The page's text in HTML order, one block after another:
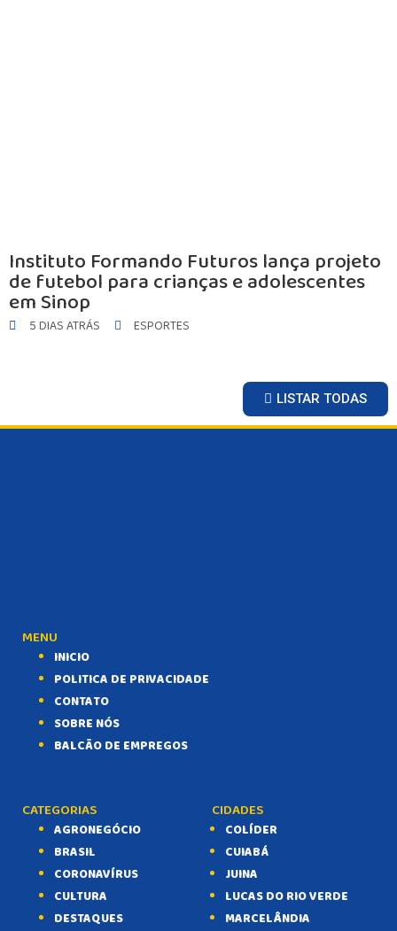
Instituto Formando Futuros lança projeto
de futebol para crianças e adolescentes
em Sinop
5 DIAS ATRÁS ESPORTES
LISTAR TODAS
MENU
INICIO
POLITICA DE PRIVACIDADE
CONTATO
SOBRE NÓS
BALCÃO DE EMPREGOS
CATEGORIAS
AGRONEGÓCIO
BRASIL
CORONAVÍRUS
CULTURA
DESTAQUES
CIDADES
COLÍDER
CUIABÁ
JUINA
LUCAS DO RIO VERDE
MARCELÂNDIA
VARIEDADES
BALCÃO DE EMPREGOS